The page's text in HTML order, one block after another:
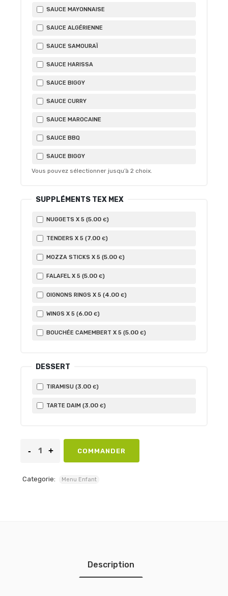
SAUCE MAYONNAISE
SAUCE ALGÉRIENNE
SAUCE SAMOURAÏ
SAUCE HARISSA
SAUCE BIGGY
SAUCE CURRY
SAUCE MAROCAINE
SAUCE BBQ
SAUCE BIGGY
Vous pouvez sélectionner jusqu’à 2 choix.
SUPPLÉMENTS TEX MEX
NUGGETS X 5 (5.00 €)
TENDERS X 5 (7.00 €)
MOZZA STICKS X 5 (5.00 €)
FALAFEL X 5 (5.00 €)
OIGNONS RINGS X 5 (4.00 €)
WINGS X 5 (6.00 €)
BOUCHÉE CAMEMBERT X 5 (5.00 €)
DESSERT
TIRAMISU (3.00 €)
TARTE DAIM (3.00 €)
COMMANDER
Categorie: Menu Enfant
Description